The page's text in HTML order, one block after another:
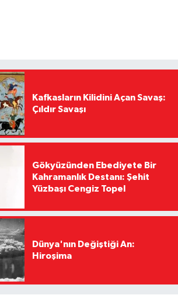
Kafkasların Kilidini Açan Savaş:
Çıldır Savaşı
Gökyüzünden Ebediyete Bir
Kahramanlık Destanı: Şehit
Yüzbaşı Cengiz Topel
Dünya'nın Değiştiği An:
Hiroşima